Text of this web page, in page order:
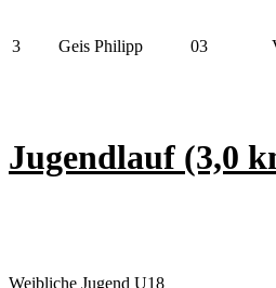
3 Geis Philipp 03
Jugendlauf (3,0
Weibliche Jugend U18